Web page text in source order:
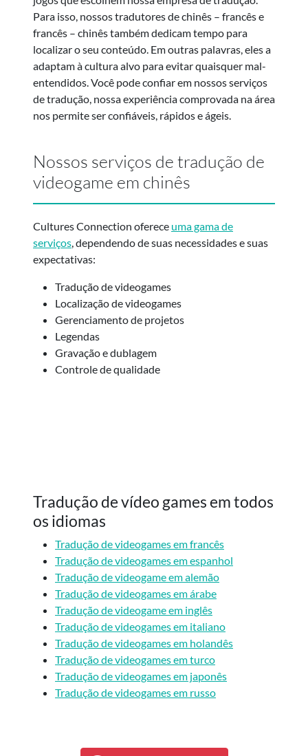
Para isso, nossos tradutores de chinês – francês e
francês – chinês também dedicam tempo para
localizar o seu conteúdo. Em outras palavras, eles a
adaptam à cultura alvo para evitar quaisquer mal-
entendidos. Você pode confiar em nossos serviços
de tradução, nossa experiência comprovada na área
nos permite ser confiáveis, rápidos e ágeis.
Nossos serviços de tradução de
videogame em chinês
Cultures Connection oferece uma gama de
serviços, dependendo de suas necessidades e suas
expectativas:
Tradução de videogames
Localização de videogames
Gerenciamento de projetos
Legendas
Gravação e dublagem
Controle de qualidade
Tradução de vídeo games em todos
os idiomas
Tradução de videogames em francês
Tradução de videogames em espanhol
Tradução de videogame em alemão
Tradução de videogames em árabe
Tradução de videogame em inglês
Tradução de videogames em italiano
Tradução de videogames em holandês
Tradução de videogames em turco
Tradução de videogames em japonês
Tradução de videogames em russo